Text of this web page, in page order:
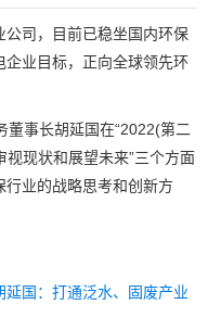
司，目前已稳坐国内环保
业目标，正向全球领先环
事长胡延国在“2022(第二
视现状和展望未来”三个方面
业的战略思考和创新方
国：打通泛水、固废产业